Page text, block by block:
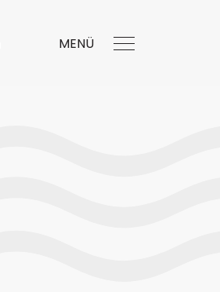
MENÜ